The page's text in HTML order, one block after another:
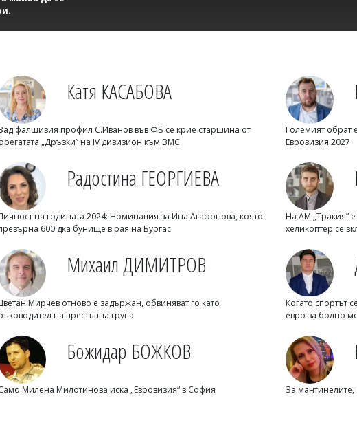
Катя КАСАБОВА
фалшивия профил С.Иванов във ФБ се крие старшина от
„Дръзки” на IV дивизион към ВМС
Големият обрат
Евровизия 2027
Радостина ГЕОРГИЕВА
на годината 2024: Номинация за Ина Агафонова, която
600 дка бунище в рая на Бургас
На АМ „Тракия”
хеликоптер се
Михаил ДИМИТРОВ
Мирчев отново е задържан, обвиняват го като
на престъпна група
Когато спортът
евро за болно
Божидар БОЖКОВ
Милена Милотинова иска „Евровизия“ в София За мантинелите,